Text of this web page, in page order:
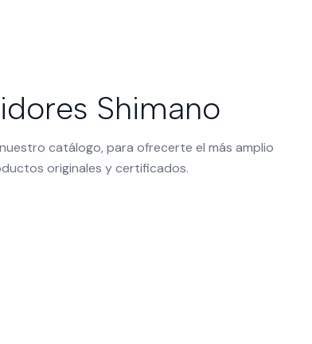
Shimano
catálogo, para ofrecerte el más amplio
originales y certificados.